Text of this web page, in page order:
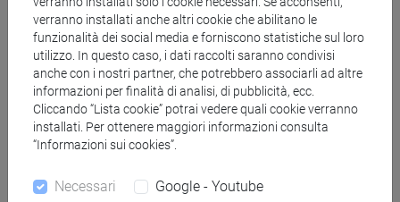
cafoscarini Massimo WarglieneCarlo Santagiustina
specificoArgument Extractor: uno strumento digitale che
consente diidentificare ed estrarre dalle discussioni online
argomenti e parole chiave su temi di interesse pubblico,
come la pandemia, o la transizione ecologica. Un set di
specifiche funzioni consente di estrarre enunciati causali e
altre forme di argomentazione da dati testuali, come per
informazioni richieste vengono processate e visualizzate le
verranno installati anche altri cookie che abilitano le
funzionalità dei social media e forniscono statistiche sul loro
utilizzo. In questo caso, i dati raccolti saranno condivisi
anche con i nostri partner, che potrebbero associarli ad altre
informazioni per finalità di analisi, di pubblicità, ecc.
Cliccando “Lista cookie” potrai vedere quali cookie verranno
installati. Per ottenere maggiori informazioni consulta
“Informazioni sui cookies”.
Necessari Google - Youtube